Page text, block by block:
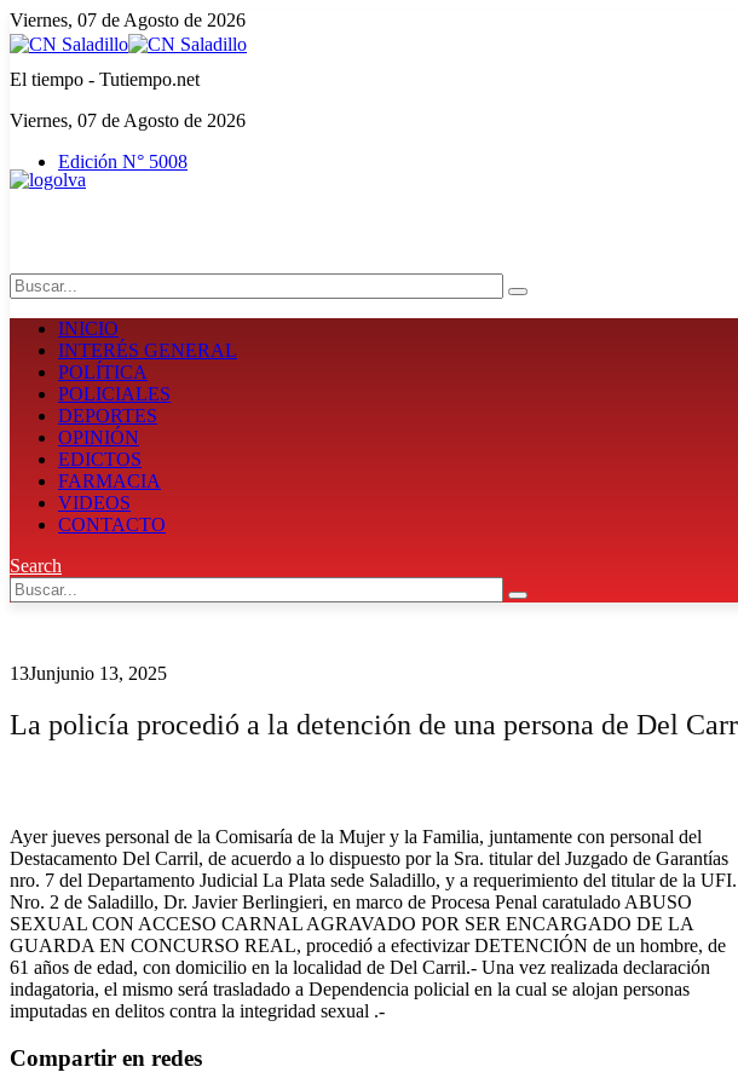
Viernes, 07 de Agosto de 2026
El tiempo - Tutiempo.net
Viernes, 07 de Agosto de 2026
Edición N° 5008
INICIO
INTERÉS GENERAL
POLÍTICA
POLICIALES
DEPORTES
OPINIÓN
EDICTOS
FARMACIA
VIDEOS
CONTACTO
Search
13Junjunio 13, 2025
La policía procedió a la detención de una persona de Del
Ayer jueves personal de la Comisaría de la Mujer y la Familia, juntamente con personal del
Destacamento Del Carril, de acuerdo a lo dispuesto por la Sra. titular del Juzgado de Garantías
nro. 7 del Departamento Judicial La Plata sede Saladillo, y a requerimiento del titular de la UFI.
Nro. 2 de Saladillo, Dr. Javier Berlingieri, en marco de Procesa Penal caratulado ABUSO
SEXUAL CON ACCESO CARNAL AGRAVADO POR SER ENCARGADO DE LA
GUARDA EN CONCURSO REAL, procedió a efectivizar DETENCIÓN de un hombre, de
61 años de edad, con domicilio en la localidad de Del Carril.- Una vez realizada declaración
indagatoria, el mismo será trasladado a Dependencia policial en la cual se alojan personas
imputadas en delitos contra la integridad sexual .-
Compartir en redes